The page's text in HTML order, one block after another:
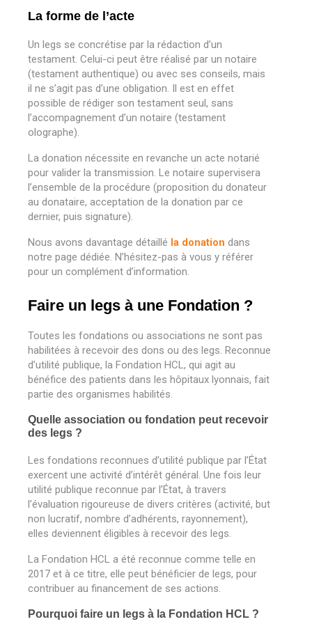
La forme de l’acte
Un legs se concrétise par la rédaction d’un
testament. Celui-ci peut être réalisé par un notaire
(testament authentique) ou avec ses conseils, mais
il ne s’agit pas d’une obligation. Il est en effet
possible de rédiger son testament seul, sans
l’accompagnement d’un notaire (testament
olographe).
La donation nécessite en revanche un acte notarié
pour valider la transmission. Le notaire supervisera
l’ensemble de la procédure (proposition du donateur
au donataire, acceptation de la donation par ce
dernier, puis signature).
Nous avons davantage détaillé la donation dans
notre page dédiée. N’hésitez-pas à vous y référer
pour un complément d’information.
Faire un legs à une Fondation ?
Toutes les fondations ou associations ne sont pas
habilitées à recevoir des dons ou des legs. Reconnue
d’utilité publique, la Fondation HCL, qui agit au
bénéfice des patients dans les hôpitaux lyonnais, fait
partie des organismes habilités.
Quelle association ou fondation peut recevoir
des legs ?
Les fondations reconnues d’utilité publique par l’État
exercent une activité d’intérêt général. Une fois leur
utilité publique reconnue par l’État, à travers
l’évaluation rigoureuse de divers critères (activité, but
non lucratif, nombre d’adhérents, rayonnement),
elles deviennent éligibles à recevoir des legs.
La Fondation HCL a été reconnue comme telle en
2017 et à ce titre, elle peut bénéficier de legs, pour
contribuer au financement de ses actions.
Pourquoi faire un legs à la Fondation HCL ?